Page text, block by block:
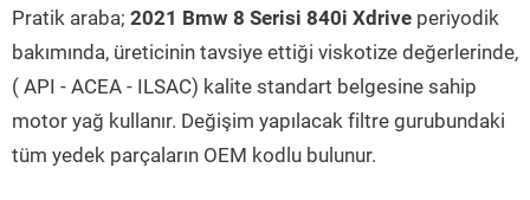
Pratik araba; 2021 Bmw 8 Serisi 840i Xdrive periyodik
bakımında, üreticinin tavsiye ettiği viskotize değerlerinde,
( API - ACEA - ILSAC) kalite standart belgesine sahip
motor yağ kullanır. Değişim yapılacak filtre gurubundaki
tüm yedek parçaların OEM kodlu bulunur.